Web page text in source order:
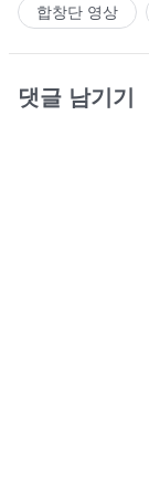
합창단 영상
댓글 남기기